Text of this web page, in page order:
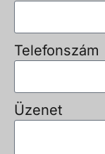
Telefonszám
Üzenet